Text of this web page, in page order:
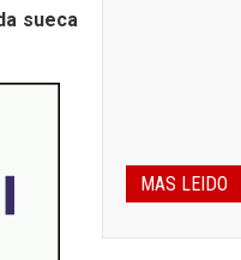
sueca
MAS LEIDO